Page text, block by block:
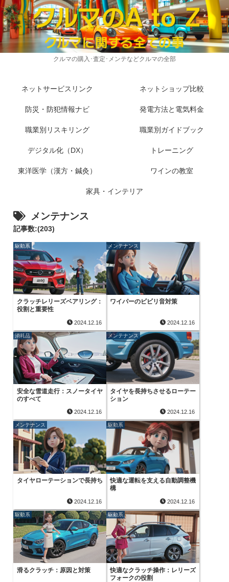
クルマの購入･査定･メンテなどクルマの全部
ネットサービスリンク ネットショップ比較
防災・防犯情報ナビ 発電方法と電気料金
職業別リスキリング 職業別ガイドブック
デジタル化（DX） トレーニング
東洋医学（漢方・鍼灸） ワインの教室
家具・インテリア
メンテナンス
記事数:(203)
駆動系
クラッチレリーズベアリング：
役割と重要性
2024.12.16
メンテナンス
ワイパーのビビリ音対策
2024.12.16
消耗品
安全な雪道走行：スノータイヤ
のすべて
2024.12.16
メンテナンス
タイヤを長持ちさせるローテー
ション
2024.12.16
メンテナンス
タイヤローテーションで長持ち
2024.12.16
駆動系
快適な運転を支える自動調整機
構
2024.12.16
駆動系
滑るクラッチ：原因と対策
駆動系
快適なクラッチ操作：レリーズ
フォークの役割